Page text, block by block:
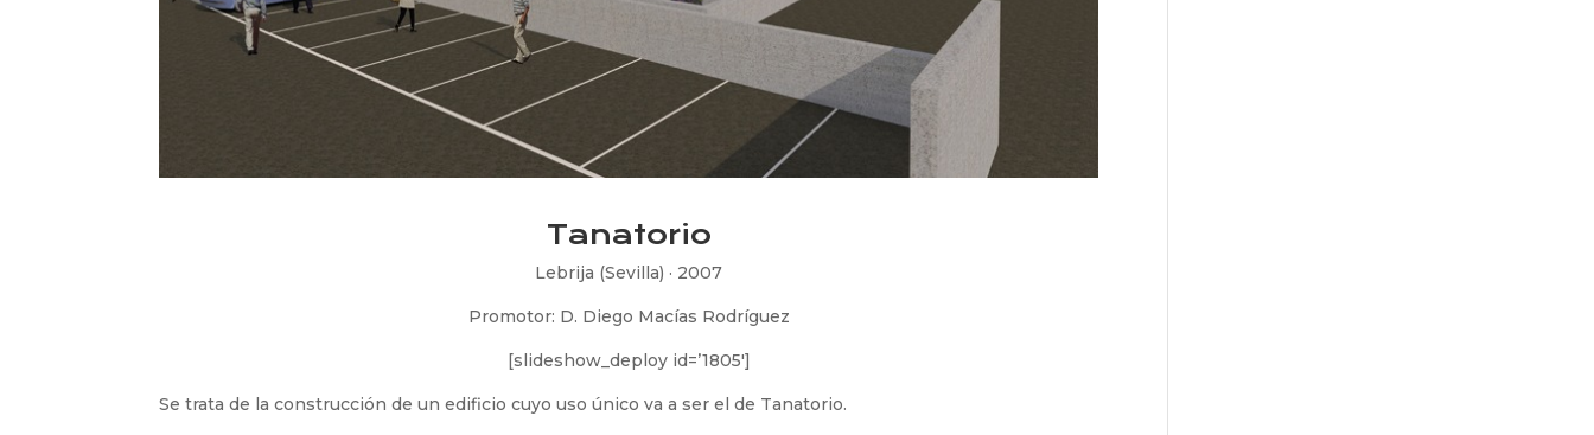
Tanatorio
Lebrija (Sevilla) · 2007
Promotor: D. Diego Macías Rodríguez
[slideshow_deploy id=’1805′]
Se trata de la construcción de un edificio cuyo uso único va a ser el de Tanatorio.